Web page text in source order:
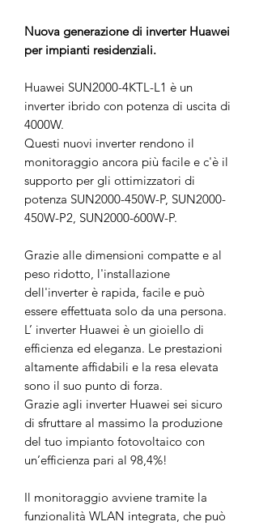
Nuova generazione di inverter Huawei
per impianti residenziali.
Huawei SUN2000-4KTL-L1 è un
inverter ibrido con potenza di uscita di
4000W.
Questi nuovi inverter rendono il
monitoraggio ancora più facile e c'è il
supporto per gli ottimizzatori di
potenza SUN2000-450W-P, SUN2000-
450W-P2, SUN2000-600W-P.
Grazie alle dimensioni compatte e al
peso ridotto, l'installazione
dell'inverter è rapida, facile e può
essere effettuata solo da una persona.
L’ inverter Huawei è un gioiello di
efficienza ed eleganza. Le prestazioni
altamente affidabili e la resa elevata
sono il suo punto di forza.
Grazie agli inverter Huawei sei sicuro
di sfruttare al massimo la produzione
del tuo impianto fotovoltaico con
un’efficienza pari al 98,4%!
Il monitoraggio avviene tramite la
funzionalità WLAN integrata, che può